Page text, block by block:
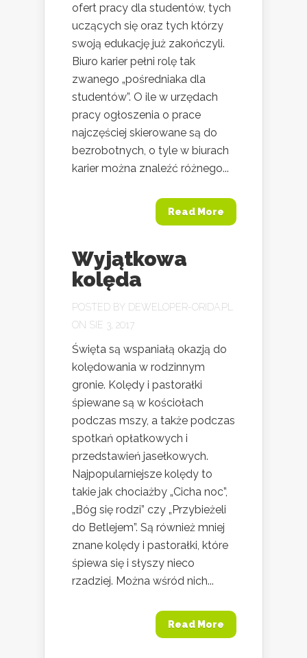
ofert pracy dla studentów, tych
uczących się oraz tych którzy
swoją edukację już zakończyli.
Biuro karier pełni rolę tak
zwanego „pośredniaka dla
studentów”. O ile w urzędach
pracy ogłoszenia o prace
najczęściej skierowane są do
bezrobotnych, o tyle w biurach
karier można znaleźć różnego...
Read More
Wyjątkowa
kolęda
POSTED BY DEWELOPER-ORIDA.PL
ON SIE 3, 2017
Święta są wspaniałą okazją do
kolędowania w rodzinnym
gronie. Kolędy i pastorałki
śpiewane są w kościołach
podczas mszy, a także podczas
spotkań opłatkowych i
przedstawień jasełkowych.
Najpopularniejsze kolędy to
takie jak chociażby „Cicha noc”,
„Bóg się rodzi” czy „Przybieżeli
do Betlejem”. Są również mniej
znane kolędy i pastorałki, które
śpiewa się i słyszy nieco
rzadziej. Można wśród nich...
Read More